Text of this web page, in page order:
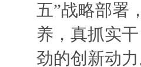
五”战略部署
养，真抓实
劲的创新动